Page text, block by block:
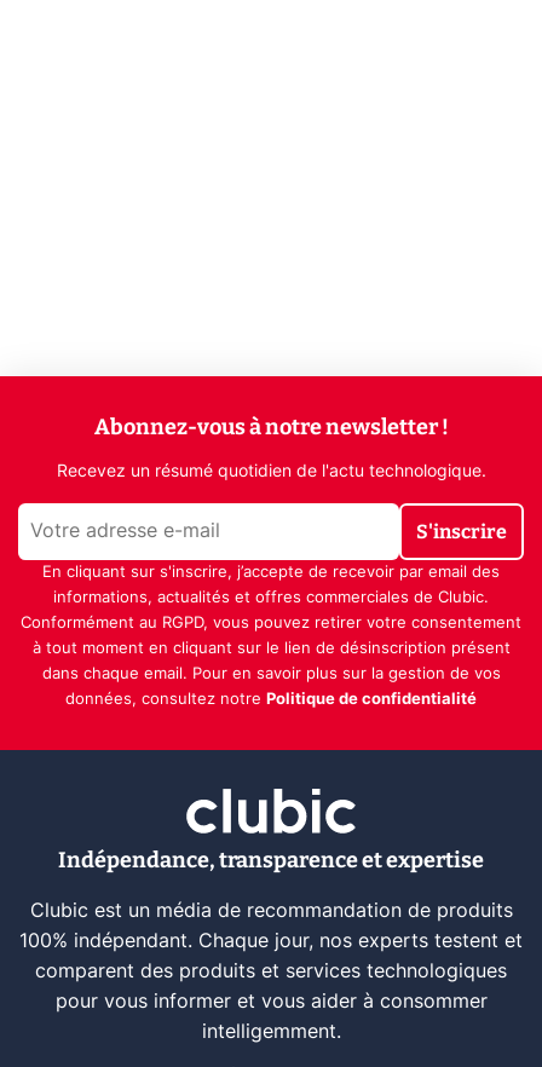
Abonnez-vous à notre newsletter !
Recevez un résumé quotidien de l'actu technologique.
S'inscrire
En cliquant sur s'inscrire, j’accepte de recevoir par email des
informations, actualités et offres commerciales de Clubic.
Conformément au RGPD, vous pouvez retirer votre consentement
à tout moment en cliquant sur le lien de désinscription présent
dans chaque email. Pour en savoir plus sur la gestion de vos
données, consultez notre Politique de confidentialité
Indépendance, transparence et expertise
Clubic est un média de recommandation de produits
100% indépendant. Chaque jour, nos experts testent et
comparent des produits et services technologiques
pour vous informer et vous aider à consommer
intelligemment.